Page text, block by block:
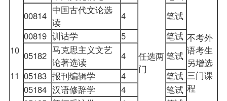
10
11
任选两
门
不考外
语考生
另增选
三门课
程
00814 中国古代文论选
读
4
笔试
00819 训诂学 5
笔试
05182 马克思主义文艺
论著选读
4
笔试
05183 报刊编辑学 4
笔试
05184 汉语修辞学 4
笔试